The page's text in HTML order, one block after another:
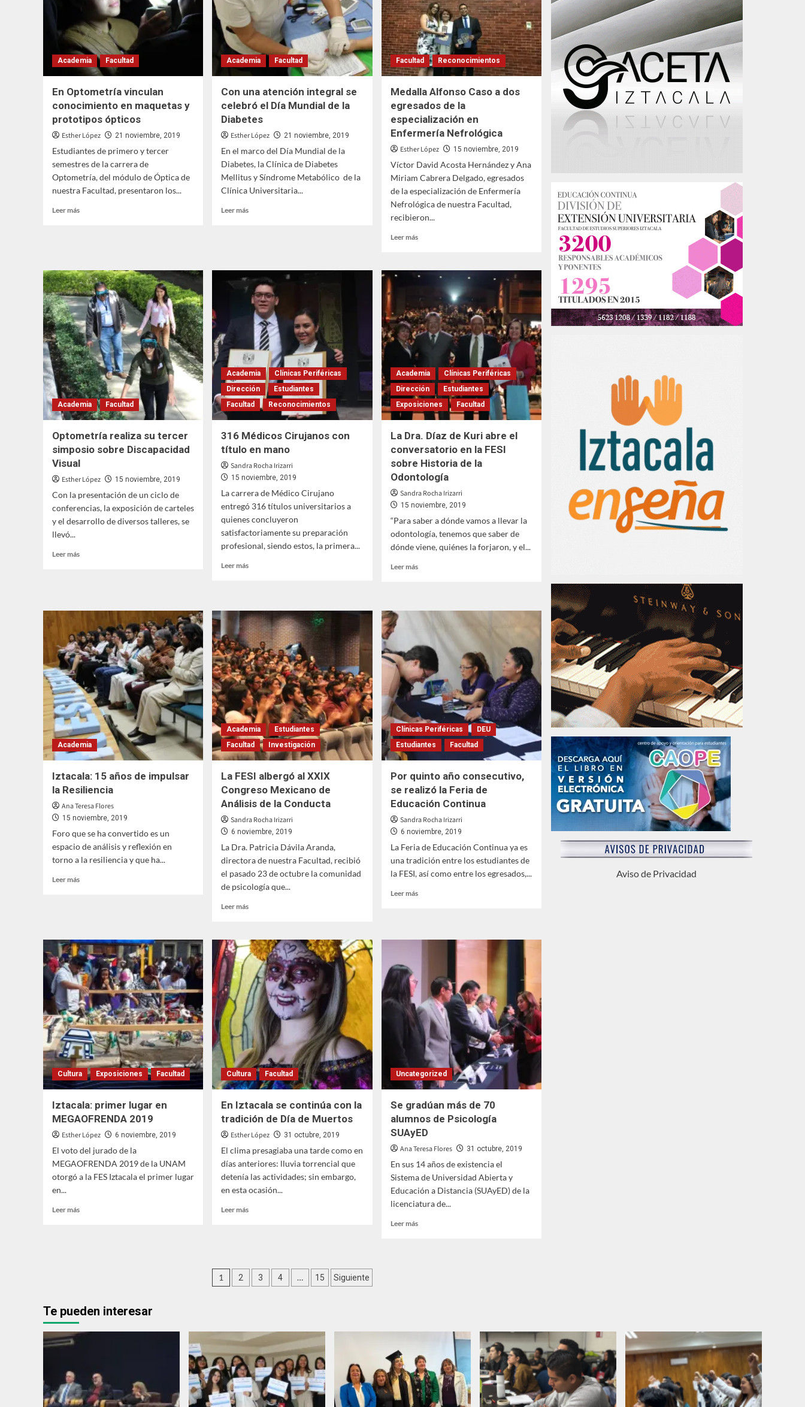
Prada
Autónoma
de
Perú
Academia Facultad
En Optometría vinculan
conocimiento en maquetas y
prototipos ópticos
Esther López 21 noviembre, 2019
Estudiantes de primero y tercer
semestres de la carrera de
Optometría, del módulo de Óptica de
nuestra Facultad, presentaron los...
Leer másLeer
conocimiento
en
maquetas
prototipos
ópticos
Academia Facultad
Con una atención integral se
celebró el Día Mundial de la
Diabetes
Esther López 21 noviembre, 2019
En el marco del Día Mundial de la
Diabetes, la Clínica de Diabetes
Mellitus y Síndrome Metabólico de la
Clínica Universitaria...
Leer másLeer
integral
se
celebró
el
Día
Mundial
de
la
Diabetes
Facultad Reconocimientos
Medalla Alfonso Caso a dos
egresados de la
especialización en
Enfermería Nefrológica
Esther López 15 noviembre, 2019
Víctor David Acosta Hernández y Ana
Miriam Cabrera Delgado, egresados
de la especialización de Enfermería
Nefrológica de nuestra Facultad,
recibieron...
Leer másLeer
Medalla
Alfonso
dos
egresados
de
especialización
en
Enfermería
Nefrológica
Academia Facultad
Optometría realiza su tercer
simposio sobre Discapacidad
Visual
Esther López 15 noviembre, 2019
Con la presentación de un ciclo de
conferencias, la exposición de carteles
y el desarrollo de diversos talleres, se
llevó...
Leer másLeer
su
simposio
sobre
Discapacidad
Visual
Academia
Clínicas Periféricas
Dirección
Estudiantes
Facultad
Reconocimientos
316 Médicos Cirujanos con
título en mano
Sandra Rocha Irizarri
15 noviembre, 2019
La carrera de Médico Cirujano
entregó 316 títulos universitarios a
quienes concluyeron
satisfactoriamente su preparación
profesional, siendo estos, la primera...
Leer másLeer
Médicos
Cirujanos
con
título
en
mano
Academia
Clínicas Periféricas
Dirección
Estudiantes
Exposiciones
Facultad
La Dra. Díaz de Kuri abre el
conversatorio en la FESI
sobre Historia de la
Odontología
Sandra Rocha Irizarri
15 noviembre, 2019
“Para saber a dónde vamos a llevar la
odontología, tenemos que saber de
dónde viene, quiénes la forjaron, y el...
Leer másLeer
Dra.
Díaz
Kuri
abre
el
conversatorio
en
la
FESI
sobre
Historia
de
la
Academia
Iztacala: 15 años de impulsar
la Resiliencia
Ana Teresa Flores
15 noviembre, 2019
Foro que se ha convertido es un
espacio de análisis y reflexión en
torno a la resiliencia y que ha...
Leer másLeer
de
impulsar
la
Resiliencia
Academia
Estudiantes
Facultad
Investigación
La FESI albergó al XXIX
Congreso Mexicano de
Análisis de la Conducta
Sandra Rocha Irizarri
6 noviembre, 2019
La Dra. Patricia Dávila Aranda,
directora de nuestra Facultad, recibió
el pasado 23 de octubre la comunidad
de psicología que...
Leer másLeer
La
FESI
albergó
XXIX
Congreso
Mexicano
de
Análisis
de
la
Conducta
Clínicas Periféricas
DEU
Estudiantes
Facultad
Por quinto año consecutivo,
se realizó la Feria de
Educación Continua
Sandra Rocha Irizarri
6 noviembre, 2019
La Feria de Educación Continua ya es
una tradición entre los estudiantes de
la FESI, así como entre los egresados,...
Leer másLeer
realizó
Feria
de
Educación
Continua
Cultura Exposiciones Facultad
Iztacala: primer lugar en
MEGAOFRENDA 2019
Esther López 6 noviembre, 2019
El voto del jurado de la
MEGAOFRENDA 2019 de la UNAM
otorgó a la FES Iztacala el primer lugar
en...
Leer másLeer
Cultura Facultad
En Iztacala se continúa con la
tradición de Día de Muertos
Esther López 31 octubre, 2019
El clima presagiaba una tarde como en
días anteriores: lluvia torrencial que
detenía las actividades; sin embargo,
en esta ocasión...
Leer másLeer
continúa
con
Día
Muertos
Uncategorized
Se gradúan más de 70
alumnos de Psicología
SUAyED
Ana Teresa Flores 31 octubre, 2019
En sus 14 años de existencia el
Sistema de Universidad Abierta y
Educación a Distancia (SUAyED) de la
licenciatura de...
Leer másLeer
Paginación
1 2 3 4 … 15 Siguiente
Aviso de Privacidad
Te pueden interesar